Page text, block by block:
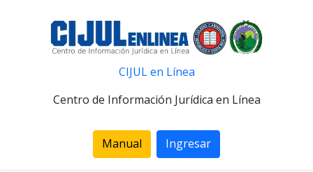
CIJUL en Línea
Centro de Información Jurídica en Línea
Manual Ingresar